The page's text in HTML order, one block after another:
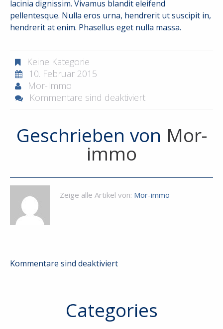
lacinia dignissim. Vivamus blandit eleifend
pellentesque. Nulla eros urna, hendrerit ut suscipit in,
hendrerit at enim. Phasellus eget nulla massa.
Keine Kategorie
10. Februar 2015
Mor-Immo
Kommentare sind deaktiviert
Geschrieben von Mor-
immo
Zeige alle Artikel von: Mor-immo
Kommentare sind deaktiviert
Categories